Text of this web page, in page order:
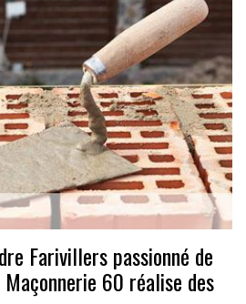
Farivillers passionné de
Maçonnerie 60 réalise des